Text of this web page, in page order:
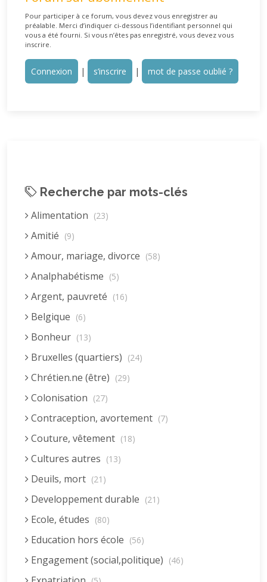
Pour participer à ce forum, vous devez vous enregistrer au
préalable. Merci d’indiquer ci-dessous l’identifiant personnel qui
vous a été fourni. Si vous n’êtes pas enregistré, vous devez vous
inscrire.
Connexion | s’inscrire | mot de passe oublié ?
Recherche par mots-clés
Alimentation (23)
Amitié (9)
Amour, mariage, divorce (58)
Analphabétisme (5)
Argent, pauvreté (16)
Belgique (6)
Bonheur (13)
Bruxelles (quartiers) (24)
Chrétien.ne (être) (29)
Colonisation (27)
Contraception, avortement (7)
Couture, vêtement (18)
Cultures autres (13)
Deuils, mort (21)
Developpement durable (21)
Ecole, études (80)
Education hors école (56)
Engagement (social,politique) (46)